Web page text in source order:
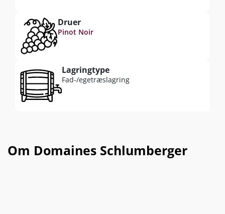
Restsukkerindhold: 0,26 gram pr. liter (tør)
Syreindhold: 5,3 gram pr. liter
Alkohol: 12,5 %
Druer
Pinot Noir
Lagringtype
Fad-/egetræslagring
Om Domaines Schlumberger